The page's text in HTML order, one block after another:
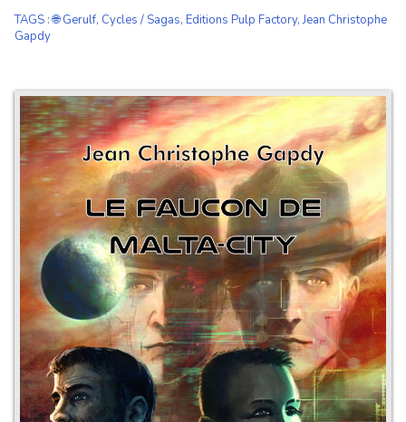
TAGS :🌐 Gerulf, Cycles / Sagas, Editions Pulp Factory,Jean Christophe
Gapdy